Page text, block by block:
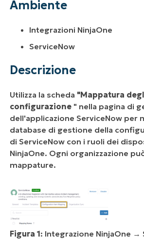
Ambiente
Integrazioni NinjaOne
ServiceNow
Descrizione
Utilizza la scheda "Mappatura
configurazione " nella pagina di
dell'applicazione ServiceNow per
database di gestione della
di ServiceNow con i ruoli dei
NinjaOne. Ogni organizzazione
mappature.
Figura 1: Integrazione NinjaOne →